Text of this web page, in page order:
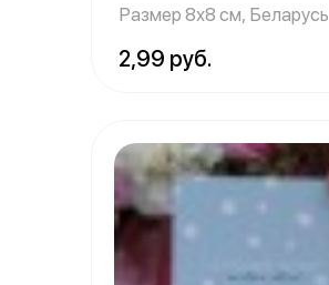
Размер 8х8 см, Беларусь
2,99 руб.